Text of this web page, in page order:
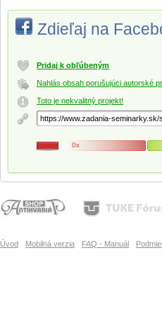
Zdieľaj na
Pridaj k obľúbeným
Nahlás obsah porušujúci autorské
Toto je nekvalitný projekt!
0x
Úvod Mobilná verzia FAQ - Manuál